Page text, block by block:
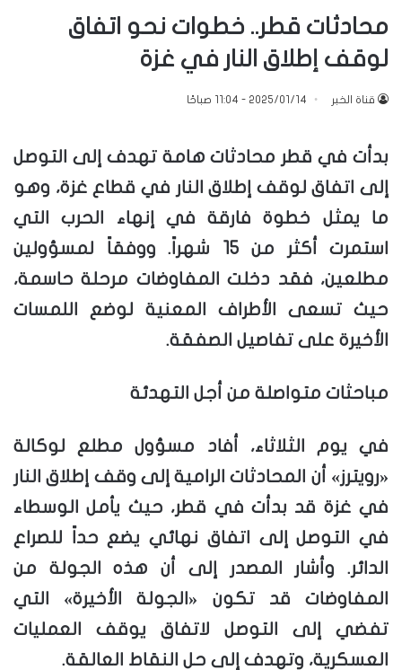
محادثات قطر.. خطوات نحو اتفاق
لوقف إطلاق النار في غزة
قناة الخبر 2025/01/14 - 11:04 صباحًا
بدأت في قطر محادثات هامة تهدف إلى التوصل
إلى اتفاق لوقف إطلاق النار في قطاع غزة، وهو
ما يمثل خطوة فارقة في إنهاء الحرب التي
استمرت أكثر من 15 شهراً. ووفقاً لمسؤولين
مطلعين، فقد دخلت المفاوضات مرحلة حاسمة،
حيث تسعى الأطراف المعنية لوضع اللمسات
الأخيرة على تفاصيل الصفقة.
مباحثات متواصلة من أجل التهدئة
في يوم الثلاثاء، أفاد مسؤول مطلع لوكالة
«رويترز» أن المحادثات الرامية إلى وقف إطلاق النار
في غزة قد بدأت في قطر، حيث يأمل الوسطاء
في التوصل إلى اتفاق نهائي يضع حداً للصراع
الدائر. وأشار المصدر إلى أن هذه الجولة من
المفاوضات قد تكون «الجولة الأخيرة» التي
تفضي إلى التوصل لاتفاق يوقف العمليات
العسكرية، وتهدف إلى حل النقاط العالقة.